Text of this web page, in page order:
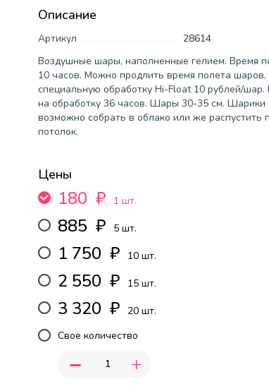
Описание
Артикул
28614
Воздушные шары, наполненные гелием. Время
10 часов. Можно продлить время полета шаров,
специальную обработку Hi-Float 10 рублей/шар.
на обработку 36 часов. Шары 30-35 см. Шарики
возможно собрать в облако или же распустить
потолок.
Цены
180 ₽ 1 шт.
885 ₽ 5 шт.
1 750 ₽ 10 шт.
2 550 ₽ 15 шт.
3 320 ₽ 20 шт.
Свое количество
- +